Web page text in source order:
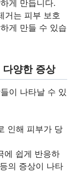
게 만듭니다.
거는 피부 보호
게 만들 수 있습
다양한 증상
이 나타날 수 있
인해 피부가 당
에 쉽게 반응하
의 증상이 나타